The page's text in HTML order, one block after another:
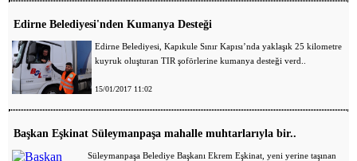
Edirne Belediyesi'nden Kumanya Desteği
Edirne Belediyesi, Kapıkule Sınır Kapısı’nda yaklaşık 25 kilometre
kuyruk oluşturan TIR şoförlerine kumanya desteği verd..
15/01/2017 11:02
Başkan Eşkinat Süleymanpaşa mahalle muhtarlarıyla bir..
Süleymanpaşa Belediye Başkanı Ekrem Eşkinat, yeni yerine taşınan